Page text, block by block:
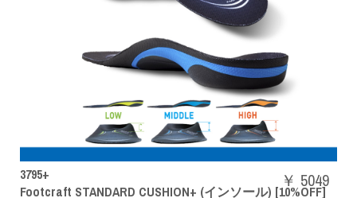
CUSHION+ (インソール) [10%OFF]
SHBAZ2M
パワーク